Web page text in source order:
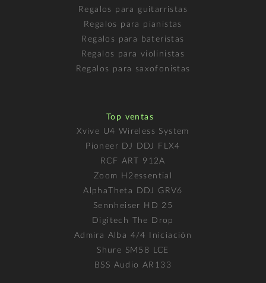
Regalos para guitarristas
Regalos para pianistas
Regalos para bateristas
Regalos para violinistas
Regalos para saxofonistas
Top ventas
Xvive U4 Wireless System
Pioneer DJ DDJ FLX4
RCF ART 912A
Zoom H2essential
AlphaTheta DDJ GRV6
Sennheiser HD 25
Digitech The Drop
Admira Alba 4/4 Iniciación
Shure SM58 LCE
BSS Audio AR133